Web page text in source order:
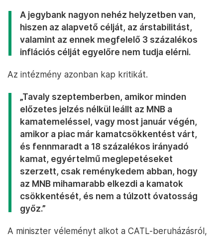
A jegybank nagyon nehéz helyzetben van,
hiszen az alapvető célját, az árstabilitást,
valamint az ennek megfelelő 3 százalékos
inflációs célját egyelőre nem tudja elérni.
Az intézmény azonban kap kritikát.
„Tavaly szeptemberben, amikor minden
előzetes jelzés nélkül leállt az MNB a
kamatemeléssel, vagy most január végén,
amikor a piac már kamatcsökkentést várt,
és fennmaradt a 18 százalékos irányadó
kamat, egyértelmű meglepetéseket
szerzett, csak reménykedem abban, hogy
az MNB mihamarabb elkezdi a kamatok
csökkentését, és nem a túlzott óvatosság
győz.”
A miniszter véleményt alkot a CATL-beruházásról,